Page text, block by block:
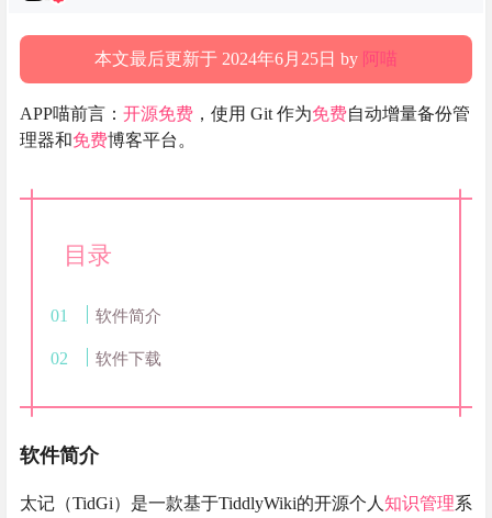
本文最后更新于 2024年6月25日 by 阿喵
APP喵前言： 开源免费 ，使用 Git 作为免费自动增量备份管
理器和免费博客平台。
目录
软件简介
软件下载
软件简介
太记（TidGi）是一款基于TiddlyWiki的开源个人 知识管理系